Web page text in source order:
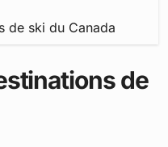
de ski du Canada
de